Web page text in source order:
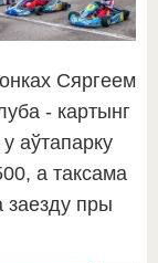
Сяргеем
- картынг
аўтапарку
а таксама
заезду пры